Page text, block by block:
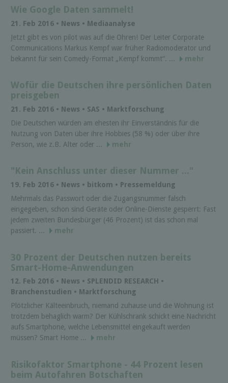
Wie Google Daten sammelt!
21. Feb 2016 • News • Mediaanalyse
Jetzt gibt es von pilot was auf die Ohren! Der Leiter Corporate
Communications Markus Kempf war früher Radiomoderator und
bekannt für sein Comedy-Format „Kempf kommt“. ...
mehr
Wofür die Deutschen ihre persönlichen Daten
preisgeben
21. Feb 2016 • News • SAS • Marktforschung
Die Deutschen würden am ehesten ihr Einverständnis für die
Nutzung von Daten über ihre Hobbies (58 %) oder über ihre
Person, wie z.B. Alter oder ...
mehr
"Kein Anschluss unter dieser Nummer ..."
19. Feb 2016 • News • bitkom • Pressemeldung
Mehrmals das Passwort oder die Zugangsnummer falsch
eingegeben, schon sind Geräte oder Online-Dienste gesperrt: Fast
jedem zweiten Bundesbürger (46 Prozent) ist das schon mal
passiert. ...
mehr
30 Prozent der Deutschen nutzen bereits
Smart-Home-Anwendungen
12. Feb 2016 • News • SPLENDID RESEARCH •
Branchenstudien • Marktforschung
Plötzlicher Kälteeinbruch, niemand zuhause und die Wohnung ist
trotzdem behaglich warm? Der Kühlschrank schickt eine Nachricht
aufs Smartphone, welche Lebensmittel eingekauft werden
müssen? Smart Home ...
mehr
Risikofaktor Smartphone - 44 Prozent lesen
beim Autofahren Botschaften